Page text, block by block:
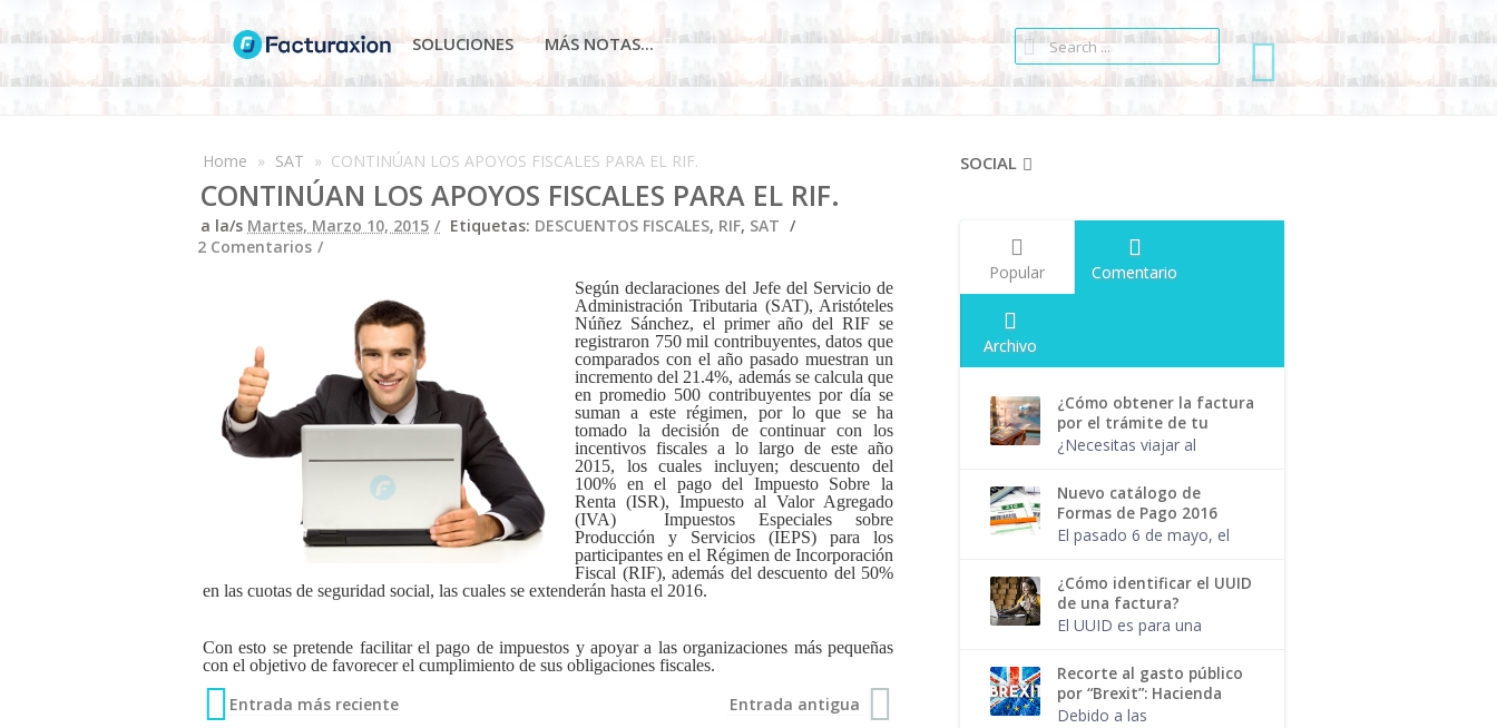
SOLUCIONES MÁS NOTAS...
Home » SAT » CONTINÚAN LOS APOYOS FISCALES PARA EL RIF.
CONTINÚAN LOS APOYOS FISCALES PARA EL RIF.
a la/s Martes, Marzo 10, 2015 Etiquetas: DESCUENTOS FISCALES, RIF, SAT
2 Comentarios
Según declaraciones del Jefe del Servicio de
Administración Tributaria (SAT), Aristóteles
Núñez Sánchez, el primer año del RIF se
registraron 750 mil contribuyentes, datos que
comparados con el año pasado muestran un
incremento del 21.4%, además se calcula que
en promedio 500 contribuyentes por día se
suman a este régimen, por lo que se ha
tomado la decisión de continuar con los
incentivos fiscales a lo largo de este año
2015, los cuales incluyen; descuento del
100% en el pago del Impuesto Sobre la
Renta (ISR), Impuesto al Valor Agregado
(IVA) Impuestos Especiales sobre
Producción y Servicios (IEPS) para los
participantes en el Régimen de Incorporación
Fiscal (RIF), además del descuento del 50%
en las cuotas de seguridad social, las cuales se extenderán hasta el 2016.
Con esto se pretende facilitar el pago de impuestos y apoyar a las organizaciones más pequeñas
con el objetivo de favorecer el cumplimiento de sus obligaciones fiscales.
Entrada más reciente Entrada antigua
SOCIAL
Popular Comentario
Archivo
¿Cómo obtener la factura
por el trámite de tu
pasaporte?
¿Necesitas viajar al
alguna actividad
profesional? El pago por el
trámite de tu pasaporte
también es facturab...
Nuevo catálogo de
Formas de Pago 2016
El pasado 6 de mayo, el
regla para los
contribuyentes que
expiden facturas, creando
un catálogo de Métodos
de pago e...
¿Cómo identificar el UUID
de una factura?
El UUID es para una
una persona.
Seguramente has
escuchado hablar de este
Recorte al gasto público
por “Brexit”: Hacienda
Debido a las